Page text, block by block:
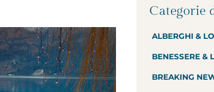
Categorie
ALBERGHI &
BENESSERE &
BREAKING